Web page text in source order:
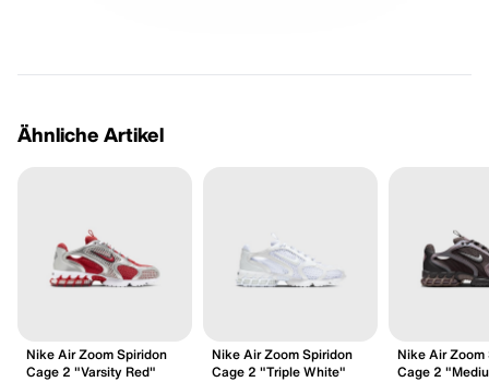
Ähnliche Artikel
Nike Air Zoom Spiridon
Cage 2 "Varsity Red"
Nike Air Zoom Spiridon
Cage 2 "Triple White"
Nike Air Zoom
Cage 2